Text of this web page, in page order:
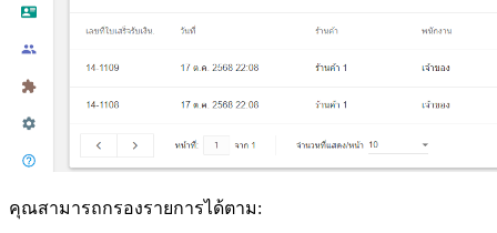
คุณสามารถกรองรายการได้ตาม: